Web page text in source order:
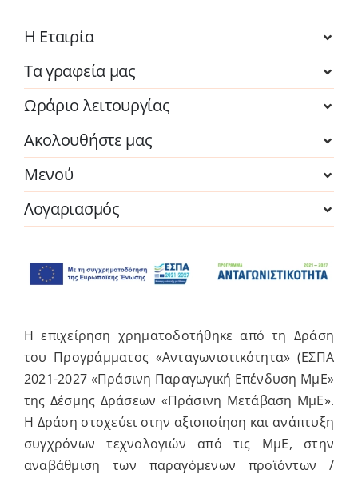
Η Εταιρία
Τα γραφεία μας
Ωράριο λειτουργίας
Ακολουθήστε μας
Μενού
Λογαριασμός
Η επιχείρηση χρηματοδοτήθηκε από τη Δράση
του Προγράμματος «Ανταγωνιστικότητα» (ΕΣΠΑ
2021-2027 «Πράσινη Παραγωγική Επένδυση ΜμΕ»
της Δέσμης Δράσεων «Πράσινη Μετάβαση ΜμΕ».
Η Δράση στοχεύει στην αξιοποίηση και ανάπτυξη
συγχρόνων τεχνολογιών από τις ΜμΕ, στην
αναβάθμιση των παραγόμενων προϊόντων /